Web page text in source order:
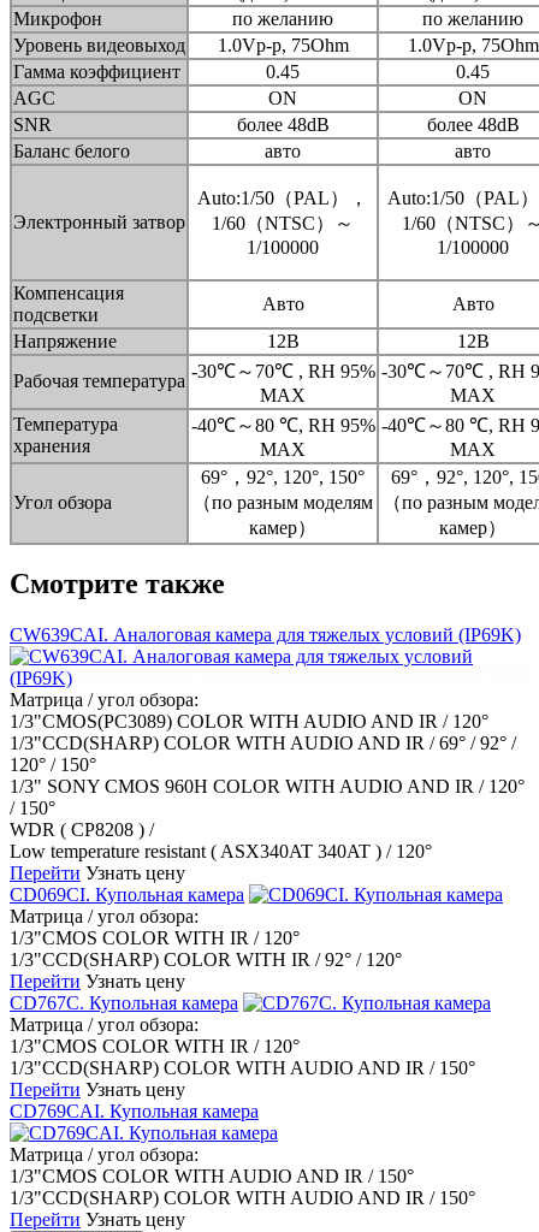
Микрофон
по желанию
по желанию
Уровень видеовыход
1.0Vp-p, 75Ohm
1.0Vp-p, 75Ohm
Гамма коэффициент
0.45
0.45
AGC
ON
ON
SNR
более 48dB
более 48dB
Баланс белого
авто авто
Электронный затвор
Auto:1/50（PAL），
1/60（NTSC）～
1/100000
Auto:1/50（PAL
1/60（NTSC）
1/100000
Компенсация
подсветки
Авто
Авто
Напряжение
12В
12В
Рабочая температура -30℃～70℃ , RH 95%
MAX
-30℃～70℃ , RH
MAX
Температура
хранения
-40℃～80 ℃, RH 95%
MAX
-40℃～80 ℃, RH
MAX
Угол обзора
69°，92°, 120°, 150°
（по разным моделям
камер）
69°，92°, 120°,
（по разным
камер）
Смотрите также
CW639CAI. Аналоговая камера для тяжелых условий (IP69K)
Матрица / угол обзора:
1/3"CMOS(PC3089) COLOR WITH AUDIO AND IR / 120°
1/3"CCD(SHARP) COLOR WITH AUDIO AND IR / 69° / 92° /
120° / 150°
1/3" SONY CMOS 960H COLOR WITH AUDIO AND IR / 120°
/ 150°
WDR ( CP8208 ) /
Low temperature resistant ( ASX340AT 340AT ) / 120°
Перейти Узнать цену
CD069CI. Купольная камера
Матрица / угол обзора:
1/3"CMOS COLOR WITH IR / 120°
1/3"CCD(SHARP) COLOR WITH IR / 92° / 120°
Перейти Узнать цену
CD767C. Купольная камера
Матрица / угол обзора:
1/3"CMOS COLOR WITH IR / 120°
1/3"CCD(SHARP) COLOR WITH AUDIO AND IR / 150°
Перейти Узнать цену
CD769CAI. Купольная камера
Матрица / угол обзора:
1/3"CMOS COLOR WITH AUDIO AND IR / 150°
1/3"CCD(SHARP) COLOR WITH AUDIO AND IR / 150°
Перейти Узнать цену